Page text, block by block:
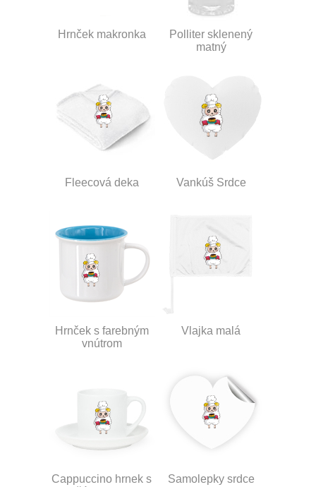
Hrnček makronka
Polliter sklenený
matný
Fleecová deka Vankúš Srdce
Hrnček s farebným
vnútrom
Vlajka malá
Cappuccino hrnek s
Samolepky srdce